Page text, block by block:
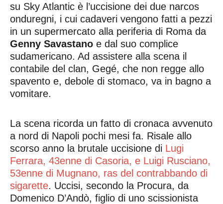
su Sky Atlantic è l’uccisione dei due narcos
onduregni, i cui cadaveri vengono fatti a pezzi
in un supermercato alla periferia di Roma da
Genny Savastano e dal suo complice
sudamericano. Ad assistere alla scena il
contabile del clan, Gegé, che non regge allo
spavento e, debole di stomaco, va in bagno a
vomitare.
La scena ricorda un fatto di cronaca avvenuto
a nord di Napoli pochi mesi fa. Risale allo
scorso anno la brutale uccisione di Lugi
Ferrara, 43enne di Casoria, e Luigi Rusciano,
53enne di Mugnano, ras del contrabbando di
sigarette. Uccisi, secondo la Procura, da
Domenico D’Andò, figlio di uno scissionista